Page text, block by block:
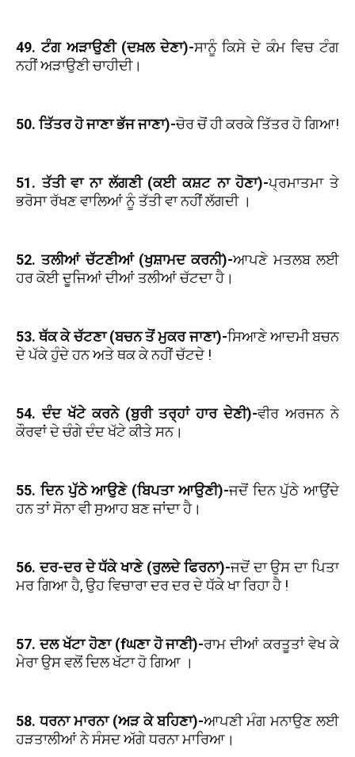
49. ਟੰਗ ਅੜਾਉਣੀ (ਦਖ਼ਲ ਦੇਣਾ)-ਸਾਨੂੰ ਕਿਸੇ ਦੇ ਕੰਮ ਵਿਚ ਟੰਗ
ਨਹੀਂ ਅੜਾਉਣੀ ਚਾਹੀਦੀ।
50. ਤਿੱਤਰ ਹੋ ਜਾਣਾ ਭੱਜ ਜਾਣਾ)-ਚੋਰ ਚੋਂ ਹੀ ਕਰਕੇ ਤਿੱਤਰ ਹੋ ਗਿਆ!
51. ਤੱਤੀ ਵਾ ਨਾ ਲੱਗਣੀ (ਕਈ ਕਸ਼ਟ ਨਾ ਹੋਣਾ)-ਪ੍ਰਮਾਤਮਾ ਤੇ
ਭਰੋਸਾ ਰੱਖਣ ਵਾਲਿਆਂ ਨੂੰ ਤੱਤੀ ਵਾ ਨਹੀਂ ਲੱਗਦੀ ।
52. ਤਲੀਆਂ ਚੱਟਣੀਆਂ (ਖੁਸ਼ਾਮਦ ਕਰਨੀ)-ਆਪਣੇ ਮਤਲਬ ਲਈ
ਹਰ ਕੋਈ ਦੂਜਿਆਂ ਦੀਆਂ ਤਲੀਆਂ ਚੱਟਦਾ ਹੈ।
53. ਥੱਕ ਕੇ ਚੱਟਣਾ (ਬਚਨ ਤੋਂ ਮੁਕਰ ਜਾਣਾ)-ਸਿਆਣੇ ਆਦਮੀ ਬਚਨ
ਦੇ ਪੱਕੇ ਹੁੰਦੇ ਹਨ ਅਤੇ ਥਕ ਕੇ ਨਹੀਂ ਚੱਟਦੇ !
54. ਦੰਦ ਖੱਟੇ ਕਰਨੇ (ਬੁਰੀ ਤਰ੍ਹਾਂ ਹਾਰ ਦੇਣੀ)-ਵੀਰ ਅਰਜਨ ਨੇ
ਕੌਰਵਾਂ ਦੇ ਚੰਗੇ ਦੰਦ ਖੱਟੇ ਕੀਤੇ ਸਨ।
55. ਦਿਨ ਪੁੱਠੇ ਆਉਣੇ (ਬਿਪਤਾ ਆਉਣੀ)-ਜਦੋਂ ਦਿਨ ਪੁੱਠੇ ਆਉਂਦੇ
ਹਨ ਤਾਂ ਸੋਨਾ ਵੀ ਸੁਆਹ ਬਣ ਜਾਂਦਾ ਹੈ।
56. ਦਰ-ਦਰ ਦੇ ਧੱਕੇ ਖਾਣੇ (ਰੁਲਦੇ ਫਿਰਨਾ)-ਜਦੋਂ ਦਾ ਉਸ ਦਾ ਪਿਤਾ
ਮਰ ਗਿਆ ਹੈ, ਉਹ ਵਿਚਾਰਾ ਦਰ ਦਰ ਦੇ ਧੱਕੇ ਖਾ ਰਿਹਾ ਹੈ !
57. ਦਲ ਖੱਟਾ ਹੋਣਾ (fਘਣਾ ਹੋ ਜਾਣੀ)-ਰਾਮ ਦੀਆਂ ਕਰਤੂਤਾਂ ਵੇਖ ਕੇ
ਮੇਰਾ ਉਸ ਵਲੋਂ ਦਿਲ ਖੱਟਾ ਹੋ ਗਿਆ ।
58. ਧਰਨਾ ਮਾਰਨਾ (ਅੜ ਕੇ ਬਹਿਣਾ)-ਆਪਣੀ ਮੰਗ ਮਨਾਉਣ ਲਈ
ਹੜਤਾਲੀਆਂ ਨੇ ਸੰਸਦ ਅੱਗੇ ਧਰਨਾ ਮਾਰਿਆ।